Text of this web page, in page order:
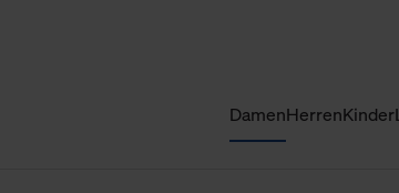
DamenHerrenKinder